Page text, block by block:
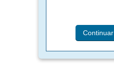
Continuar